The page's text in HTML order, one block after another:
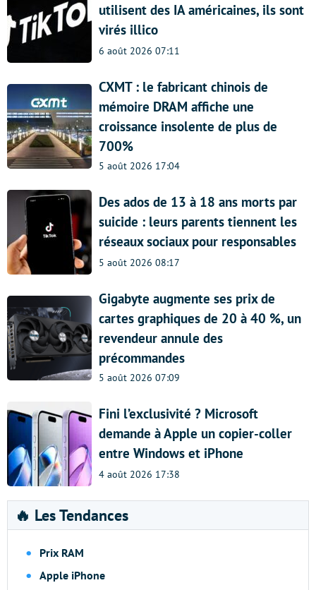
utilisent des IA américaines, ils sont
virés illico
6 août 2026 07:11
CXMT : le fabricant chinois de
mémoire DRAM affiche une
croissance insolente de plus de
700%
5 août 2026 17:04
Des ados de 13 à 18 ans morts par
suicide : leurs parents tiennent les
réseaux sociaux pour responsables
5 août 2026 08:17
Gigabyte augmente ses prix de
cartes graphiques de 20 à 40 %, un
revendeur annule des
précommandes
5 août 2026 07:09
Fini l’exclusivité ? Microsoft
demande à Apple un copier-coller
entre Windows et iPhone
4 août 2026 17:38
🔥 Les Tendances
Prix RAM
Apple iPhone